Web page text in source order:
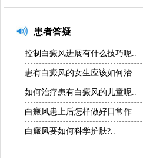
患者答疑
控制白癜风进展有什么技巧呢..
患有白癜风的女生应该如何治..
如何治疗患有白癜风的儿童呢..
白癜风患上后怎样做好日常作..
白癜风要如何科学护肤?..